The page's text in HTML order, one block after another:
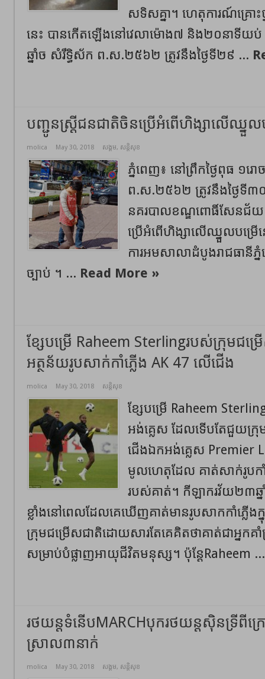
សទិសគ្នា។ ហេតុការណ៍គ្រោះ
នេះ បានកើតឡើងនៅវេលាម៉ោង៧ និង២០នាទីយប់ ថ្ង
ឆ្នាំច សំរឹទ្ធិស័ក ព.ស.២៥៦២ ត្រូវនឹងថ្ងៃទី២៩ ...
បញ្ជូន​ស្ត្រី​ជនជាតិ​ចិន​ប្រើ​អំពើ​ហិង្សា​លើ​ឈ្នួល​
molica May 30, 2018 សង្គម, សន្តិសុខ
ភ្នំពេញ​៖ នៅ​ព្រឹក​ថ្ងៃពុធ ១រោ
ព.ស.២៥៦២ ត្រូវនឹងថ្ងៃទី៣
នគរបាល​ខណ្ឌ​ពោធិ៍​សែនជ័យ​​
ប្រើ​អំពើ​ហិង្សា​លើ​ឈ្នួល​បម្
ការ​អម​សាលាដំបូង​រាជធានី​ភ្
ច្បាប់​ ។ ... Read More »
ខ្សែបម្រើ Raheem Sterlingរបស់ក្រុមជម្រ
អត្ថន័យរូបសាក់កាំភ្លើង AK 47 លើជើង
molica May 30, 2018 សន្តិសុខ
ខ្សែបម្រើ Raheem
អង់គ្លេស ដែលទើបតែជួយក្
ជើងឯកអង់គ្លេស Premier
មូលហេតុដែល គាត់សាក់រូបកាំ
របស់គាត់។ កីឡាករវ័យ២៣ឆ្នាំ
ខ្លាំងនៅពេលដែលគេឃើញគាត់មានរូបសាកកាំភ្លើ
ក្រុមជម្រើសជាតិដោយសារតែគេគិតថាគាត់ជាអ្នក
សម្រាប់បំផ្លាញអាយុជីវិតមនុស្ស។ ប៉ុន្តែRaheem
រថយន្តទំនើបMARCHបុករថយន្តស៊ិនទ្រីពី
ស្រាល៣នាក់
molica May 30, 2018 សង្គម, សន្តិសុខ